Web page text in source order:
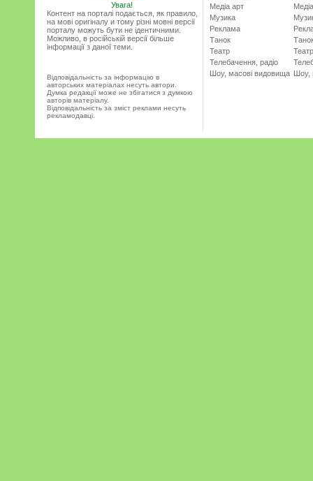
Увага!
Контент на порталі подається, як правило,
на мові оригіналу и тому різні мовні версії
порталу можуть бути не ідентичними.
Можливо, в російській версії більше
інформації з даної теми.
Відповідальність за інформацію в
авторських матеріалах несуть автори.
Думка редакції може не збігатися з думкою
авторів матеріалу.
Відповідальність за зміст реклами несуть
рекламодавці.
Медіа арт
Музика
Реклама
Танок
Театр
Телебачення, радіо
Шоу, масові видовища
Театр
Шоу,